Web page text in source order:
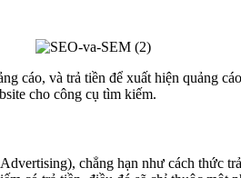
cáo, và trả tiền để xuất hiện quảng
cho công cụ tìm kiếm.
chẳng hạn như cách thức